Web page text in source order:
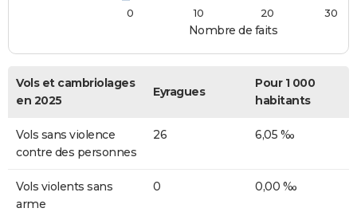
Nombre de faits
0
10 20 30
Vols et cambriolages
en 2025
Eyragues
Pour 1 000
habitants
Vols sans violence
contre des personnes
26 6,05 ‰
Vols violents sans
arme
0 0,00 ‰